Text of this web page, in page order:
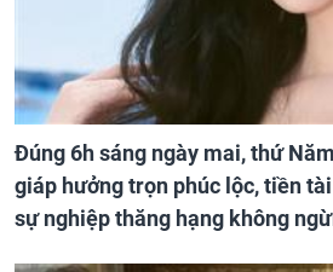
Đúng 6h sáng ngày mai, thứ
giáp hưởng trọn phúc lộc, tiền
sự nghiệp thăng hạng không